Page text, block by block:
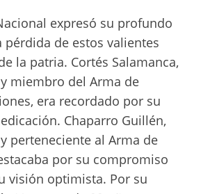
expresó su profundo
de estos valientes
la patria. Cortés Salamanca,
miembro del Arma de
era recordado por su
Chaparro Guillén,
perteneciente al Arma de
por su compromiso
visión optimista. Por su